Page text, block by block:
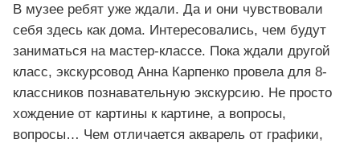
В музее ребят уже ждали. Да и они чувствовали
себя здесь как дома. Интересовались, чем будут
заниматься на мастер-классе. Пока ждали другой
класс, экскурсовод Анна Карпенко провела для 8-
классников познавательную экскурсию. Не просто
хождение от картины к картине, а вопросы,
вопросы… Чем отличается акварель от графики,